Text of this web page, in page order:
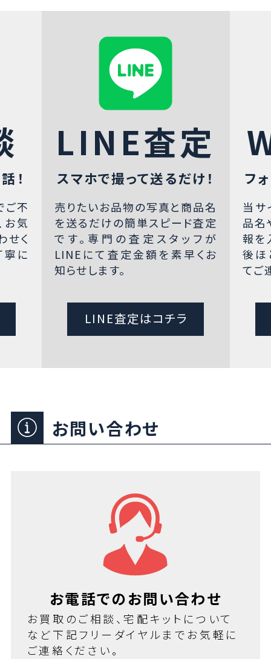
！
ご不
お気
せく
寧に
LINE査定
スマホで撮って送るだけ！
売りたいお品物の写真と商品名
を送るだけの簡単スピード査定
です。専門の査定スタッフが
LINEにて査定金額を素早くお
知らせします。
LINE査定はコチラ
フ
当サ
品名
報を
後ほ
てご
お問い合わせ
お電話でのお問い合わせ
お買取のご相談、宅配キットについて
など下記フリーダイヤルまでお気軽に
ご連絡ください。